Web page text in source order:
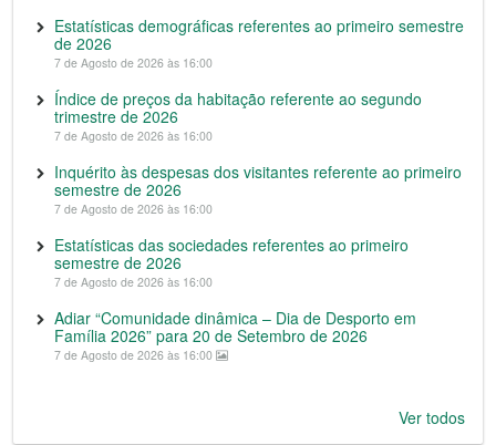
Estatísticas demográficas referentes ao primeiro semestre
de 2026
7 de Agosto de 2026 às 16:00
Índice de preços da habitação referente ao segundo
trimestre de 2026
7 de Agosto de 2026 às 16:00
Inquérito às despesas dos visitantes referente ao primeiro
semestre de 2026
7 de Agosto de 2026 às 16:00
Estatísticas das sociedades referentes ao primeiro
semestre de 2026
7 de Agosto de 2026 às 16:00
Adiar “Comunidade dinâmica – Dia de Desporto em
Família 2026” para 20 de Setembro de 2026
7 de Agosto de 2026 às 16:00
Ver todos